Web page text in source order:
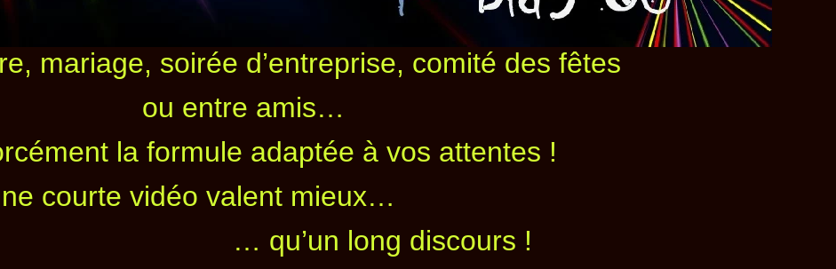
courte vidéo valent mieux…
long discours !
mariage, soirée d’entreprise, comité des fêtes
ou entre amis…
la formule adaptée à vos attentes !